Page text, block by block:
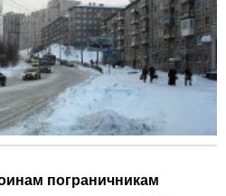
пограничникам